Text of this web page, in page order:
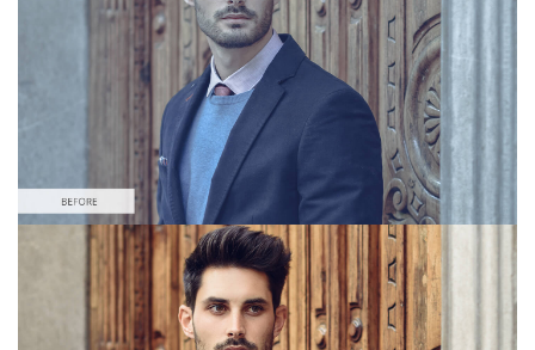
Please select
Free Camera Raw Preset #3
Chocolate Effect